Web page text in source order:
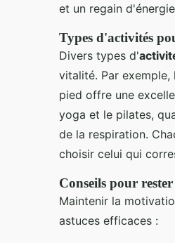
et un regain
Types d'activités
Divers types d'
vitalité. Par
pied offre une
yoga et le pilates,
de la respiration.
choisir celui qui
Conseils pour
Maintenir la
astuces efficaces :